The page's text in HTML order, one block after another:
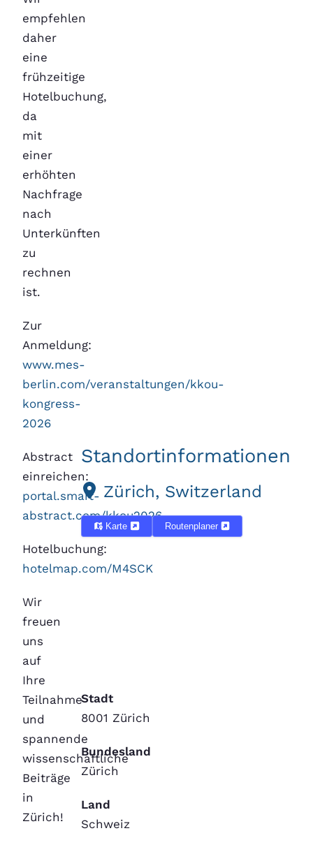
empfehlen
daher
eine
frühzeitige
Hotelbuchung,
da
mit
einer
erhöhten
Nachfrage
nach
Unterkünften
zu
rechnen
ist.
Zur
Anmeldung:
www.mes-
berlin.com/veranstaltungen/kkou-
kongress-
2026
Abstract
einreichen:
portal.smart-
abstract.com/kkou2026
Hotelbuchung:
hotelmap.com/M4SCK
Wir
freuen
uns
auf
Ihre
Teilnahme
und
spannende
wissenschaftliche
Beiträge
in
Zürich!
Standortinformationen
Zürich, Switzerland
Karte Routenplaner
Stadt
8001 Zürich
Bundesland
Zürich
Land
Schweiz